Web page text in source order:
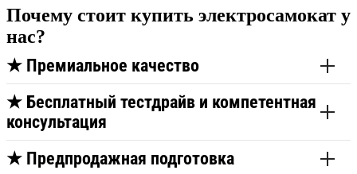
Почему стоит купить электросамокат у
нас?
★ Премиальное качество
★ Бесплатный тестдрайв и компетентная
консультация
★ Предпродажная подготовка